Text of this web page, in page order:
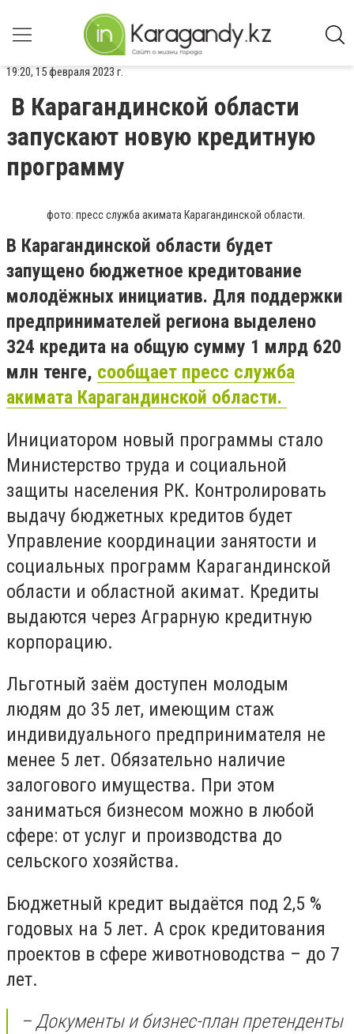
19:20, 15 февраля 2023 г.
В Карагандинской области
запускают новую кредитную
программу
фото: пресс служба акимата Карагандинской области.
В Карагандинской области будет
запущено бюджетное кредитование
молодёжных инициатив. Для поддержки
предпринимателей региона выделено
324 кредита на общую сумму 1 млрд 620
млн тенге, сообщает пресс служба
акимата Карагандинской области.
Инициатором новый программы стало
Министерство труда и социальной
защиты населения РК. Контролировать
выдачу бюджетных кредитов будет
Управление координации занятости и
социальных программ Карагандинской
области и областной акимат. Кредиты
выдаются через Аграрную кредитную
корпорацию.
Льготный заём доступен молодым
людям до 35 лет, имеющим стаж
индивидуального предпринимателя не
менее 5 лет. Обязательно наличие
залогового имущества. При этом
заниматься бизнесом можно в любой
сфере: от услуг и производства до
сельского хозяйства.
Бюджетный кредит выдаётся под 2,5 %
годовых на 5 лет. А срок кредитования
проектов в сфере животноводства – до 7
лет.
– Документы и бизнес-план претенденты